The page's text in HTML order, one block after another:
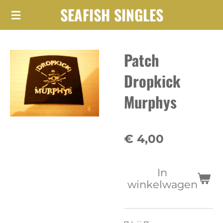
Ga
hoofdinhoud
SEAFISH SINGLES
Patch
Dropkick
Murphys
€ 4,00
In
winkelwagen